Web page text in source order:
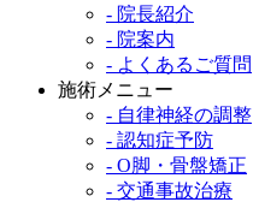
- 院長紹介
- 院案内
- よくあるご質問
施術メニュー
- 自律神経の調整
- 認知症予防
- O脚・骨盤矯正
- 交通事故治療